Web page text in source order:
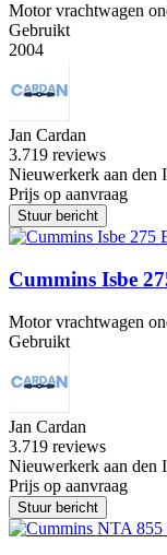
Motor vrachtwagen
Gebruikt
2004
Jan Cardan
3.719 reviews
Nieuwerkerk aan den
Prijs op aanvraag
Stuur bericht
Cummins Isbe
Motor vrachtwagen
Gebruikt
Jan Cardan
3.719 reviews
Nieuwerkerk aan den
Prijs op aanvraag
Stuur bericht